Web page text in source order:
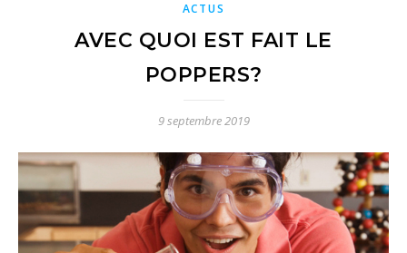
ACTUS
AVEC QUOI EST FAIT LE
POPPERS?
9 septembre 2019